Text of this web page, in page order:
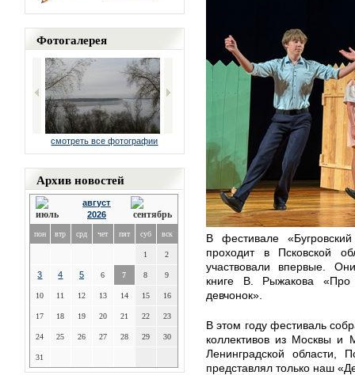
Фотогалерея
смотреть все фотографии
Архив новостей
август
2026
пон втр срд чет пят суб вск
1 2
3 4 5 6 7 8 9
10 11 12 13 14 15 16
17 18 19 20 21 22 23
24 25 26 27 28 29 30
31
В фестивале
проходит в Псковской
участвовали впервые.
книге В. Рыжакова
девчонок».
В этом году фестиваль
коллективов из Москвы и
Ленинградской области,
представлял только наш